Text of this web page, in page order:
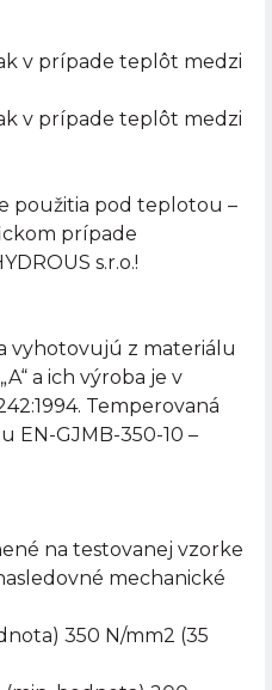
v prípade teplôt medzi
v prípade teplôt medzi
použitia pod teplotou –
prípade
s.r.o.!
vyhotovujú z materiálu
a ich výroba je v
Temperovaná
EN-GJMB-350-10 –
na testovanej vzorke
mechanické
350 N/mm2 (35